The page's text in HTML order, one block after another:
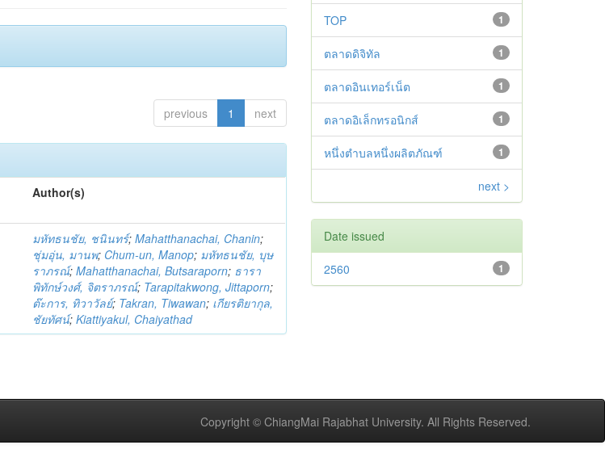
previous 1 next
Author(s)
มหัทธนชัย, ชนินทร์;Mahatthanachai, Chanin;
ชุ่มอุ่น, มานพ; Chum-un, Manop; มหัทธนชัย, บุษ
ราภรณ์;Mahatthanachai, Butsaraporn; ธารา
พิทักษ์วงศ์, จิตราภรณ์; Tarapitakwong, Jittaporn;
ต๊ะการ, ทิวาวัลย์; Takran, Tiwawan; เกียรติยากุล,
ชัยทัศน์;Kiattiyakul, Chaiyathad
1
TOP
1
ตลาดดิจิทัล
1
ตลาดอินเทอร์เน็ต
1
ตลาดอิเล็กทรอนิกส์
1
หนึ่งตำบลหนึ่งผลิตภัณฑ์
next >
Date issued
1
2560
Copyright © ChiangMai Rajabhat University. All Rights Reserved.